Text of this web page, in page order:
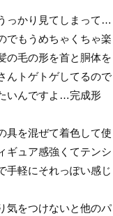
っかり見てしまって…
でもうめちゃくちゃ楽
の毛の形を首と胴体を
んトゲトゲしてるので
いんですよ…完成形
具を混ぜて着色して使
ギュア感強くてテンシ
手軽にそれっぽい感じ
気をつけないと他のパ